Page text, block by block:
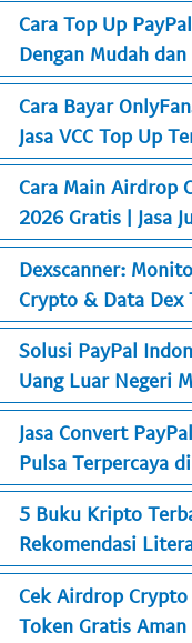
Cara Top Up
Dengan Mudah dan
Cara Bayar
Jasa VCC Top Up
Cara Main Airdrop
2026 Gratis | Jasa
Dexscanner:
Crypto & Data Dex
Solusi PayPal
Uang Luar Negeri
Jasa Convert
Pulsa Terpercaya
5 Buku Kripto
Rekomendasi
Cek Airdrop
Token Gratis